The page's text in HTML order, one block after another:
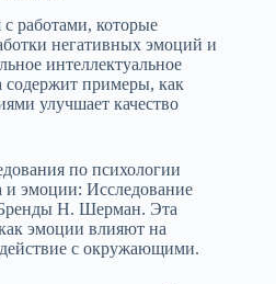
с работами, которые
негативных эмоций и
интеллектуальное
содержит примеры, как
улучшает качество
по психологии
эмоции: Исследование
Бренды Н. Шерман. Эта
эмоции влияют на
с окружающими.